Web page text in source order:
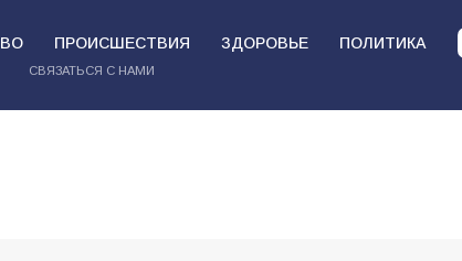
ПРОИСШЕСТВИЯ ЗДОРОВЬЕ ПОЛИТИКА
СВЯЗАТЬСЯ С НАМИ